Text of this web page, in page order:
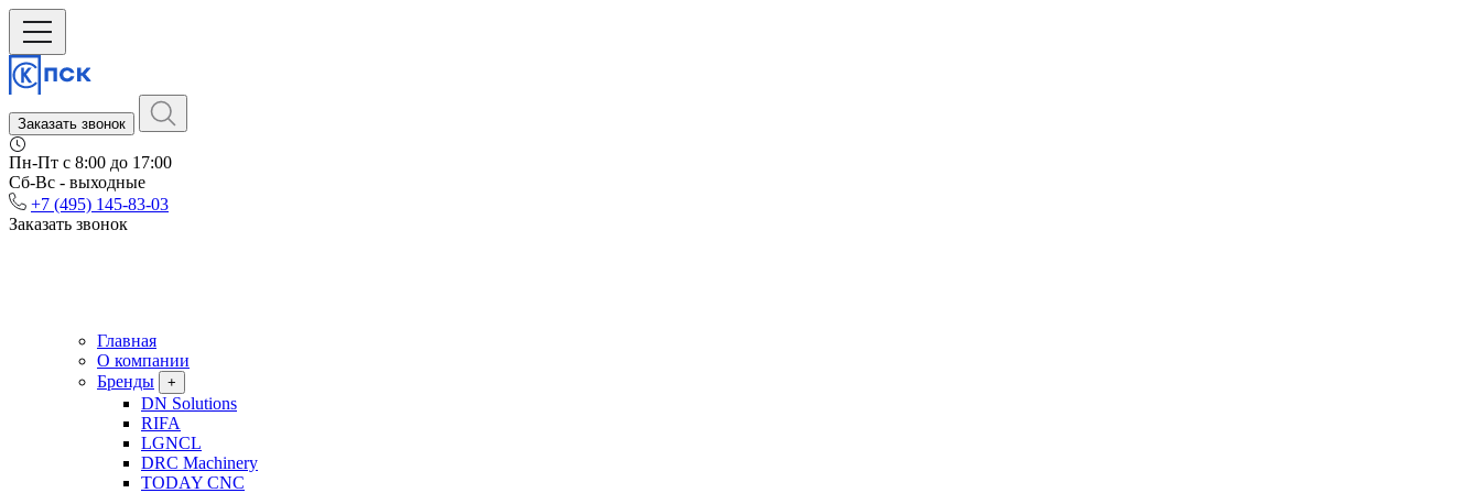
Заказать звонок
Пн-Пт c 8:00 до 17:00
Сб-Вс - выходные
+7 (495) 145-83-03
Заказать звонок
Главная
О компании
Бренды
+
DN Solutions
RIFA
LGNCL
DRC Machinery
TODAY CNC